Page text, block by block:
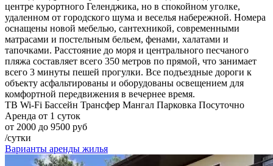
центре курортного Геленджика, но в спокойном уголке,
удаленном от городского шума и веселья набережной. Номера
оснащены новой мебелью, сантехникой, современными
матрасами и постельным бельем, фенами, халатами и
тапочками. Расстояние до моря и центрального песчаного
пляжа составляет всего 350 метров по прямой, что занимает
всего 3 минуты пешей прогулки. Все подъездные дороги к
объекту асфальтированы и оборудованы освещением для
комфортной передвижения в вечернее время.
ТВ Wi-Fi Бассейн Трансфер Мангал Парковка Посуточно
Аренда от 1 суток
от 2000 до 9500 руб
/сутки
Варианты аренды жилья